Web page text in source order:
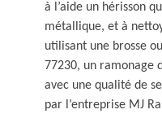
à l’aide un hérisson
métallique, et à
utilisant une brosse
77230, un ramonage
avec une qualité de
par l’entreprise MJ